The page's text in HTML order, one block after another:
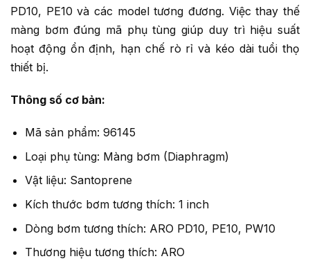
PD10, PE10 và các model tương đương. Việc thay thế
màng bơm đúng mã phụ tùng giúp duy trì hiệu suất
hoạt động ổn định, hạn chế rò rỉ và kéo dài tuổi thọ
thiết bị.
Thông số cơ bản:
Mã sản phẩm: 96145
Loại phụ tùng: Màng bơm (Diaphragm)
Vật liệu: Santoprene
Kích thước bơm tương thích: 1 inch
Dòng bơm tương thích: ARO PD10, PE10, PW10
Thương hiệu tương thích: ARO